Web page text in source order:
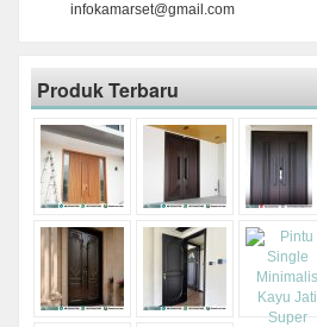
infokamarset@gmail.com
Produk Terbaru